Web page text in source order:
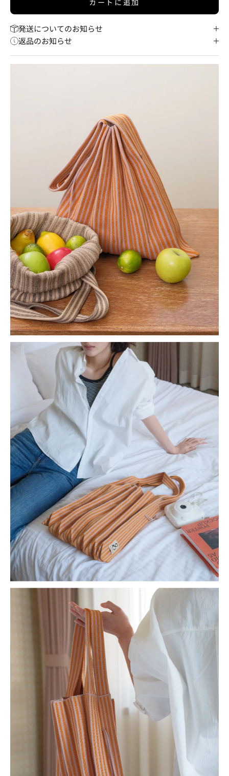
カートに追加
発送についてのお知らせ
返品のお知らせ